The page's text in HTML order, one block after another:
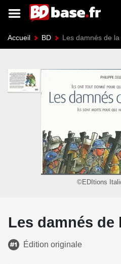
Accueil BD Les damnés de
©EDItions
Les damnés de
Édition originale